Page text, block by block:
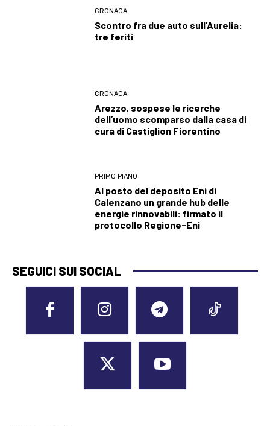
CRONACA
Scontro fra due auto sull’Aurelia:
tre feriti
CRONACA
Arezzo, sospese le ricerche
dell’uomo scomparso dalla casa di
cura di Castiglion Fiorentino
PRIMO PIANO
Al posto del deposito Eni di
Calenzano un grande hub delle
energie rinnovabili: firmato il
protocollo Regione-Eni
SEGUICI SUI SOCIAL